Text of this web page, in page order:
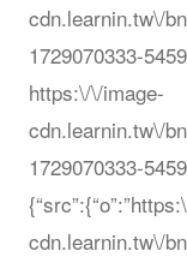
cdn.learnin.tw\/
1729070333-
https:\/\/image-
cdn.learnin.tw\/
1729070333-
cdn.learnin.tw\/